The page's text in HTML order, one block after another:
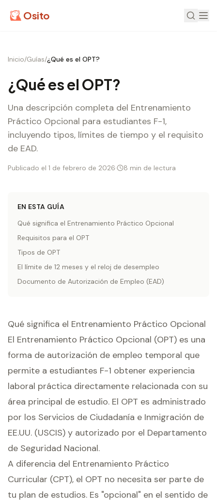
Osito
Inicio/Guías/¿Qué es el OPT?
¿Qué es el OPT?
Una descripción completa del Entrenamiento
Práctico Opcional para estudiantes F-1,
incluyendo tipos, límites de tiempo y el requisito
de EAD.
Publicado el 1 de febrero de 2026· 8 min de lectura
EN ESTA GUÍA
Qué significa el Entrenamiento Práctico Opcional
Requisitos para el OPT
Tipos de OPT
El límite de 12 meses y el reloj de desempleo
Documento de Autorización de Empleo (EAD)
Qué significa el Entrenamiento Práctico Opcional
El Entrenamiento Práctico Opcional (OPT) es una
forma de autorización de empleo temporal que
permite a estudiantes F-1 obtener experiencia
laboral práctica directamente relacionada con su
área principal de estudio. El OPT es administrado
por los Servicios de Ciudadanía e Inmigración de
EE.UU. (USCIS) y autorizado por el Departamento
de Seguridad Nacional.
A diferencia del Entrenamiento Práctico
Curricular (CPT), el OPT no necesita ser parte de
tu plan de estudios. Es "opcional" en el sentido de